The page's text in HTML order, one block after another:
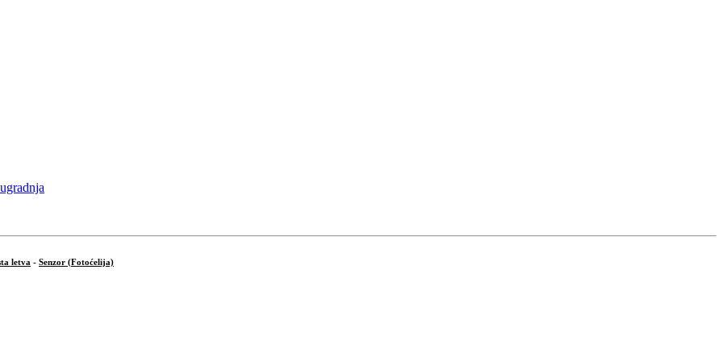
letva - Senzor (Fotoćelija)